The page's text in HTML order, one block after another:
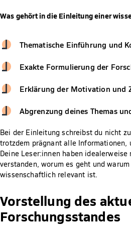
Was gehört in die Einleitung einer
Thematische Einführung und
Exakte Formulierung der
Erklärung der Motivation und
Abgrenzung deines Themas
Bei der Einleitung schreibst du nicht
trotzdem prägnant alle Informationen,
Deine Leser:innen haben idealerweise
verstanden, worum es geht und
wissenschaftlich relevant ist.
Vorstellung des
Forschungsstandes